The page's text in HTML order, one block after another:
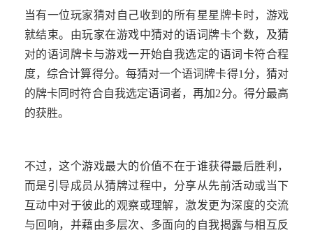
当有一位玩家猜对自己收到的所有星星牌卡时，游戏
就结束。由玩家在游戏中猜对的语词牌卡个数，及猜
对的语词牌卡与游戏一开始自我选定的语词卡符合程
度，综合计算得分。每猜对一个语词牌卡得1 分，猜对
的牌卡同时符合自我选定语词者，再加2分。得分最高
的获胜。
不过，这个游戏最大的价值不在于谁获得最后胜利，
而是引导成员从猜牌过程中，分享从先前活动或当下
互动中对于彼此的观察或理解，激发更为深度的交流
与回响，并藉由多层次、多面向的自我揭露与相互反